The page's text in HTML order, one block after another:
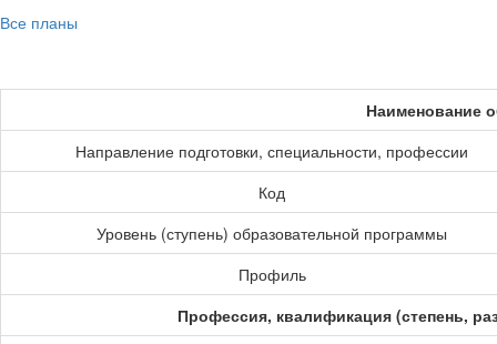
Все планы
Наименование
Направление подготовки, специальности, профессии
Код
Уровень (ступень) образовательной программы
Профиль
Профессия, квалификация (степень,